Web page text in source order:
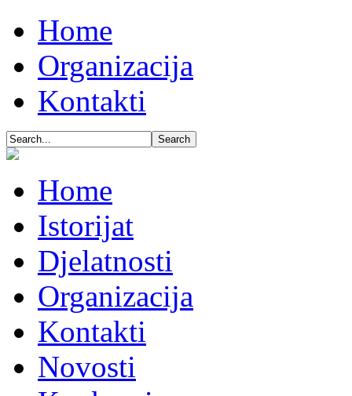
Home
Organizacija
Kontakti
Home
Istorijat
Djelatnosti
Organizacija
Kontakti
Novosti